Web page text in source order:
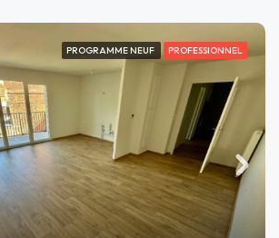
PROGRAMME NEUF PROFESSIONNEL